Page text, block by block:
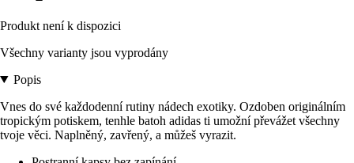
Produkt není k dispozici
Všechny varianty jsou vyprodány
Popis
Vnes do své každodenní rutiny nádech exotiky. Ozdoben originálním
tropickým potiskem, tenhle batoh adidas ti umožní převážet všechny
tvoje věci. Naplněný, zavřený, a můžeš vyrazit.